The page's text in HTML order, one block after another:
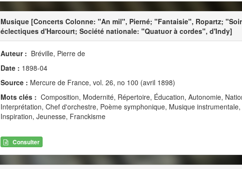
Musique [Concerts Colonne: "An mil", Pierné; "Fantaisie", Ropartz;
éclectiques d'Harcourt; Société nationale: "Quatuor à cordes", d'Indy]
Auteur : Bréville, Pierre de
Date : 1898-04
Source : Mercure de France, vol. 26, no 100 (avril 1898)
Mots clés : Composition, Modernité, Répertoire, Éducation, Autonomie,
Interprétation, Chef d'orchestre, Poème symphonique, Musique
Inspiration, Jeunesse, Franckisme
Consulter